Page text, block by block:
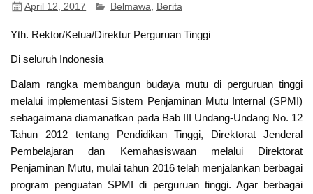
April 12, 2017 Belmawa Berita
Yth. Rektor/Ketua/Direktur Perguruan Tinggi
Di seluruh Indonesia
Dalam rangka membangun budaya mutu di perguruan tinggi
melalui implementasi Sistem Penjaminan Mutu Internal (SPMI)
sebagaimana diamanatkan pada Bab III Undang-Undang No. 12
Tahun 2012 tentang Pendidikan Tinggi, Direktorat Jenderal
Pembelajaran dan Kemahasiswaan melalui Direktorat
Penjaminan Mutu, mulai tahun 2016 telah menjalankan berbagai
program penguatan SPMI di perguruan tinggi. Agar berbagai